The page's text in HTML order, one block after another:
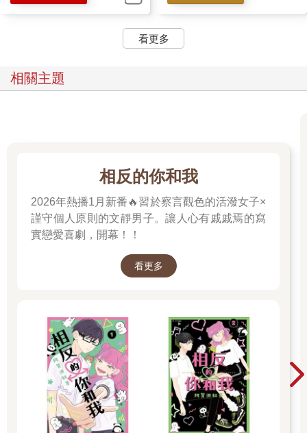
看更多
相關主題
相反的你和我
2026年熱播1月新番🔥習於察言觀色的活潑女子×
謹守個人原則的文靜男子。讓人心有戚戚焉的寫
實戀愛喜劇，開幕！！
看更多